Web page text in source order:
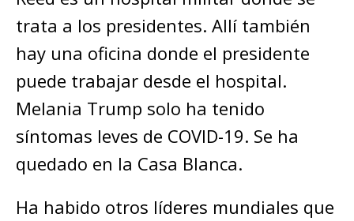
trata a los presidentes. Allí también
hay una oficina donde el presidente
puede trabajar desde el hospital.
Melania Trump solo ha tenido
síntomas leves de COVID-19. Se ha
quedado en la Casa Blanca.
Ha habido otros líderes mundiales que